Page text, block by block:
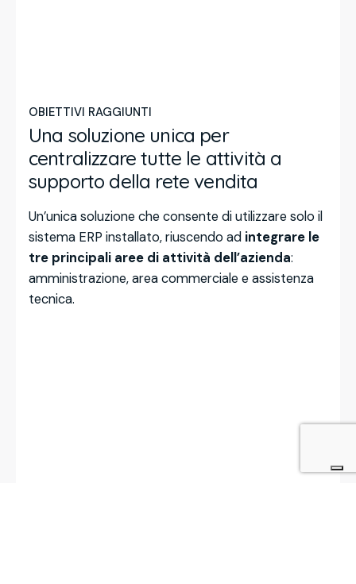
OBIETTIVI RAGGIUNTI
Una soluzione unica per
centralizzare tutte le attività a
supporto della rete vendita
Un’unica soluzione che consente di utilizzare solo il
sistema ERP installato, riuscendo ad integrare le
tre principali aree di attività dell’azienda:
amministrazione, area commerciale e assistenza
tecnica.